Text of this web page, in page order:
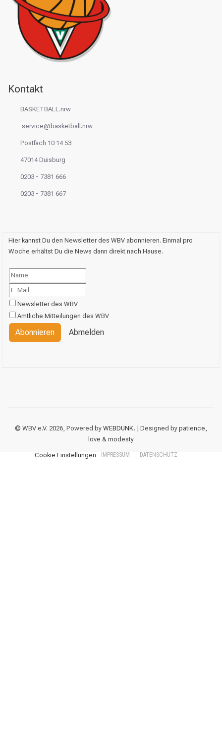
Kontakt
BASKETBALL.nrw
service@basketball.nrw
Postfach 10 14 53
47014 Duisburg
0203 - 7381 666
0203 - 7381 667
Hier kannst Du den Newsletter des WBV abonnieren. Einmal pro
Woche erhältst Du die News dann direkt nach Hause.
Newsletter des WBV
Amtliche Mitteilungen des WBV
Abonnieren Abmelden
© WBV e.V. 2026, Powered by WEBDUNK. | Designed by patience,
love & modesty
Cookie Einstellungen IMPRESSUM DATENSCHUTZ